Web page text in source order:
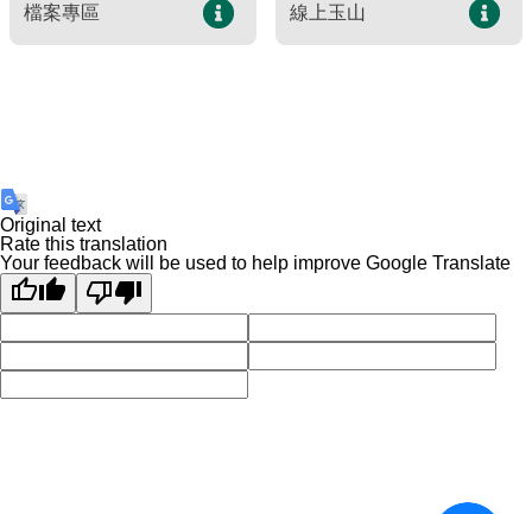
建築執照申請進度與缺失查詢
公共工程生態檢核專區
線上玉山
Français
檔案專區 線上玉山
Original text
Rate this translation
Your feedback will be used to help improve Google Translate